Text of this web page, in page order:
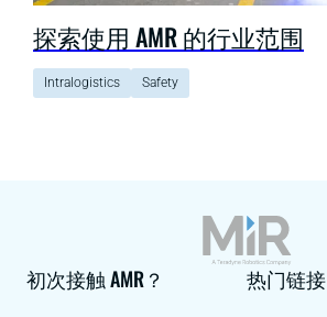
探索使用 AMR 的行业范围
Intralogistics Safety
初次接触 AMR？ 热门链接